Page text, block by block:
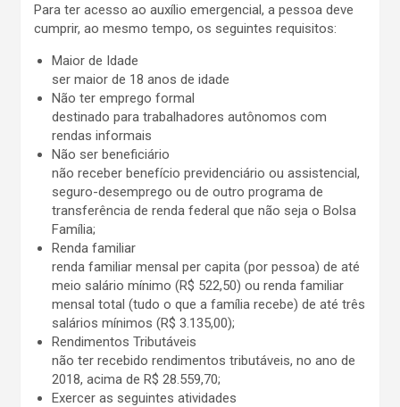
Para ter acesso ao auxílio emergencial, a pessoa deve
cumprir, ao mesmo tempo, os seguintes requisitos:
Maior de Idade
ser maior de 18 anos de idade
Não ter emprego formal
destinado para trabalhadores autônomos com
rendas informais
Não ser beneficiário
não receber benefício previdenciário ou assistencial,
seguro-desemprego ou de outro programa de
transferência de renda federal que não seja o Bolsa
Família;
Renda familiar
renda familiar mensal per capita (por pessoa) de até
meio salário mínimo (R$ 522,50) ou renda familiar
mensal total (tudo o que a família recebe) de até três
salários mínimos (R$ 3.135,00);
Rendimentos Tributáveis
não ter recebido rendimentos tributáveis, no ano de
2018, acima de R$ 28.559,70;
Exercer as seguintes atividades